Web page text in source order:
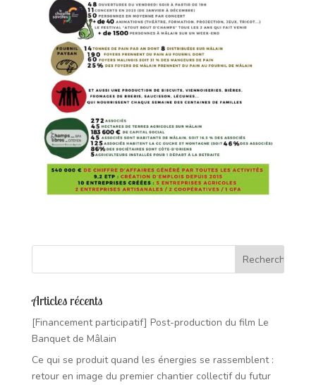
Articles récents
[Financement participatif] Post-production du film Le
Banquet de Mâlain
Ce qui se produit quand les énergies se rassemblent :
retour en image du premier chantier collectif du futur